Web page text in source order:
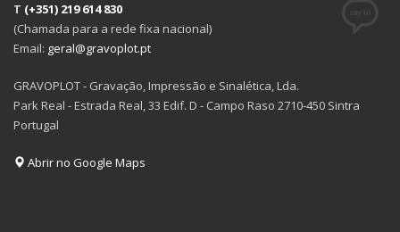
T (+351) 219 614 830
(Chamada para a rede fixa nacional)
Email: geral@gravoplot.pt
GRAVOPLOT - Gravação, Impressão e Sinalética, Lda.
Park Real - Estrada Real, 33 Edif. D - Campo Raso 2710-450 Sintra
Portugal
Abrir no Google Maps